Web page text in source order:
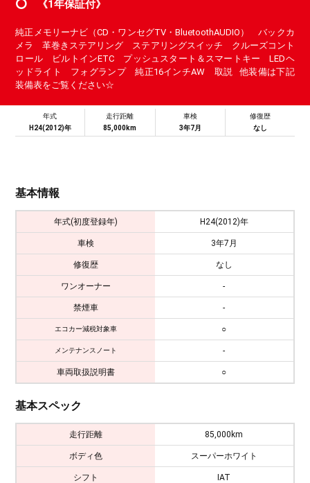
⭕ 《1年保証付》
純正メモリーナビ（CD・ワンセグTV・BluetoothAUDIO） バックカ
メラ 革巻きステアリング ステアリングスイッチ クルーズコント
ロール ビルトインETC プッシュスタート＆スマートキー LEDヘ
ッドライト フォグランプ 純正16インチAW 取説 他装備は下記
装備表をご覧ください☆
年式
H24(2012)年
走行距離
85,000km
車検
3年7月
修復歴
なし
基本情報
年式(初度登録年) H24(2012)年
車検 3年7月
修復歴 なし
ワンオーナー -
禁煙車 -
エコカー減税対象車 ○
メンテナンスノート -
車両取扱説明書 ○
基本スペック
走行距離 85,000km
ボディ色 スーパーホワイト
シフト IAT